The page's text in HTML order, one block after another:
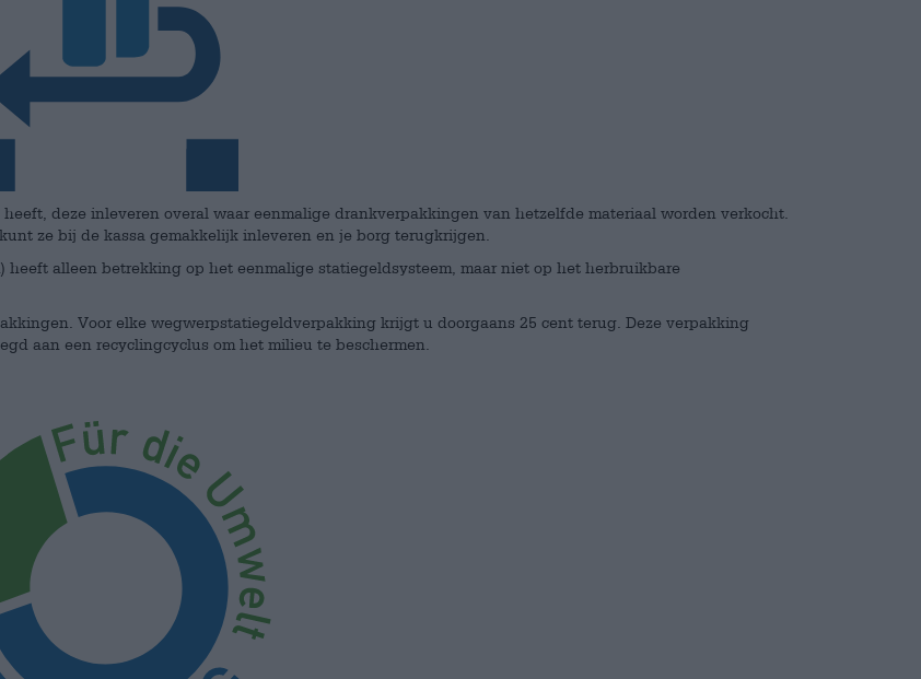
deze inleveren overal waar eenmalige drankverpakkingen van hetzelfde materiaal worden verkocht.
ze bij de kassa gemakkelijk inleveren en je borg terugkrijgen.
heeft alleen betrekking op het eenmalige statiegeldsysteem, maar niet op het herbruikbare
Voor elke wegwerpstatiegeldverpakking krijgt u doorgaans 25 cent terug. Deze verpakking
aan een recyclingcyclus om het milieu te beschermen.